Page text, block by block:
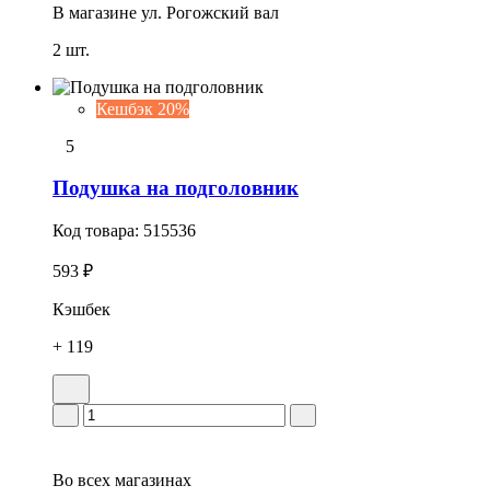
В магазине ул. Рогожский вал
2 шт.
Кешбэк 20%
5
Подушка на подголовник
Код товара: 515536
593 ₽
Кэшбек
+ 119
Во всех магазинах